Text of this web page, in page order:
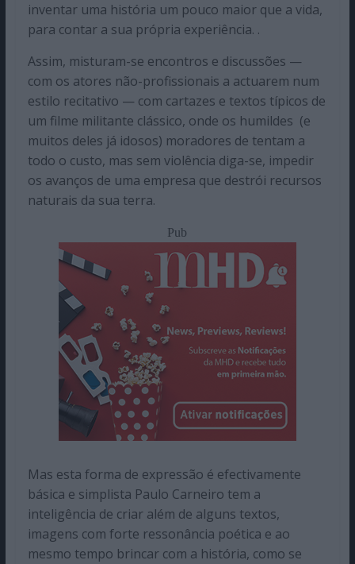
inventar uma história um pouco maior que a vida,
para contar a sua própria experiência. .
Assim, misturam-se encontros e discussões —
com os atores não-profissionais a actuarem num
estilo recitativo — com cartazes e textos típicos de
um filme militante clássico, onde os humildes (e
muitos deles já idosos) moradores de tentam a
todo o custo, mas sem violência diga-se, impedir
os avanços de uma empresa que destrói recursos
naturais da sua terra.
Pub
Mas esta forma de expressão é efectivamente
básica e simplista Paulo Carneiro tem a
inteligência de criar além de alguns textos,
imagens com forte ressonância poética e ao
mesmo tempo brincar com a história, como se